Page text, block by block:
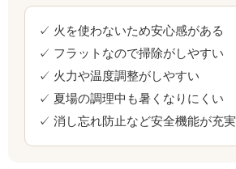
✓ 火を使わないため安心感がある
✓ フラットなので掃除がしやすい
✓ 火力や温度調整がしやすい
✓ 夏場の調理中も暑くなりにくい
✓ 消し忘れ防止など安全機能が充実